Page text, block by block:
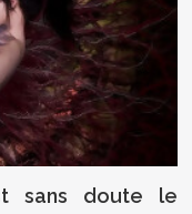
sans doute le